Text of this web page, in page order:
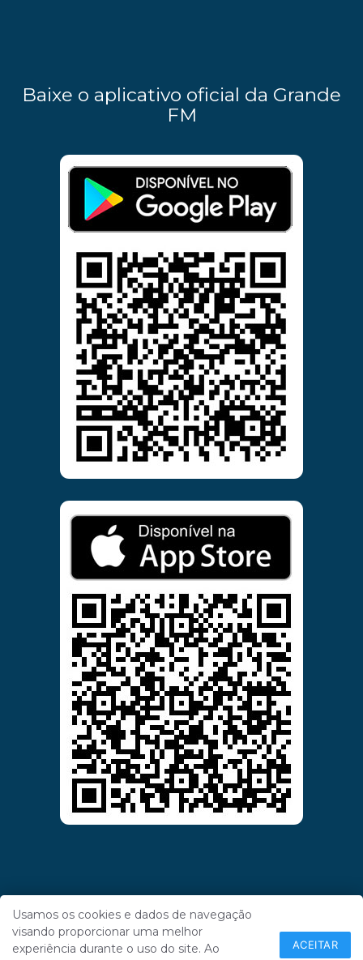
Baixe o aplicativo oficial da Grande
FM
Usamos os cookies e dados de navegação
visando proporcionar uma melhor
experiência durante o uso do site. Ao
ACEITAR